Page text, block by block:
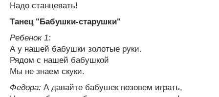
Надо станцевать!
Танец "Бабушки-старушки"
Ребенок 1:
А у нашей бабушки золотые руки.
Рядом с нашей бабушкой
Мы не знаем скуки.
Федора: А давайте бабушек позовем играть,